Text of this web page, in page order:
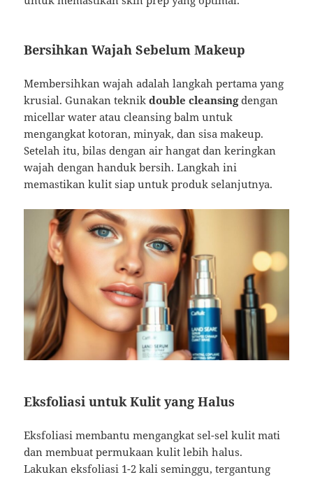
Bersihkan Wajah Sebelum Makeup
Membersihkan wajah adalah langkah pertama yang
krusial. Gunakan teknikdouble cleansingdengan
micellar water atau cleansing balm untuk
mengangkat kotoran, minyak, dan sisa makeup.
Setelah itu, bilas dengan air hangat dan keringkan
wajah dengan handuk bersih. Langkah ini
memastikan kulit siap untuk produk selanjutnya.
Eksfoliasi untuk Kulit yang Halus
Eksfoliasi membantu mengangkat sel-sel kulit mati
dan membuat permukaan kulit lebih halus.
Lakukan eksfoliasi 1-2 kali seminggu, tergantung